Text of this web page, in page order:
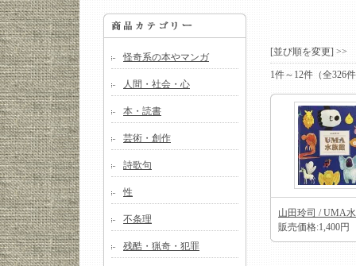
怪奇系の本やマンガ
人間・社会・心
本・読書
芸術・創作
詩歌句
性
不条理
残酷・猟奇・犯罪
[並び順を変更]
1件～12件（全
山田玲司 / UMA
販売価格:1,400円